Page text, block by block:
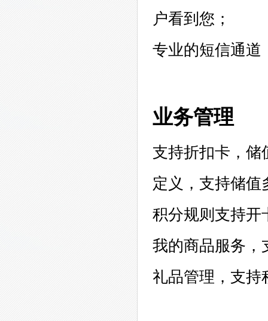
户看到您；
专业的短信通道
业务管理
支持折扣卡，储
定义，支持储值
积分规则支持开
我的商品服务，
礼品管理，支持